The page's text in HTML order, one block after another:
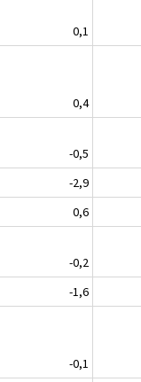
0,1
0,4
-0,5
-2,9
0,6
-0,2
-1,6
-0,1